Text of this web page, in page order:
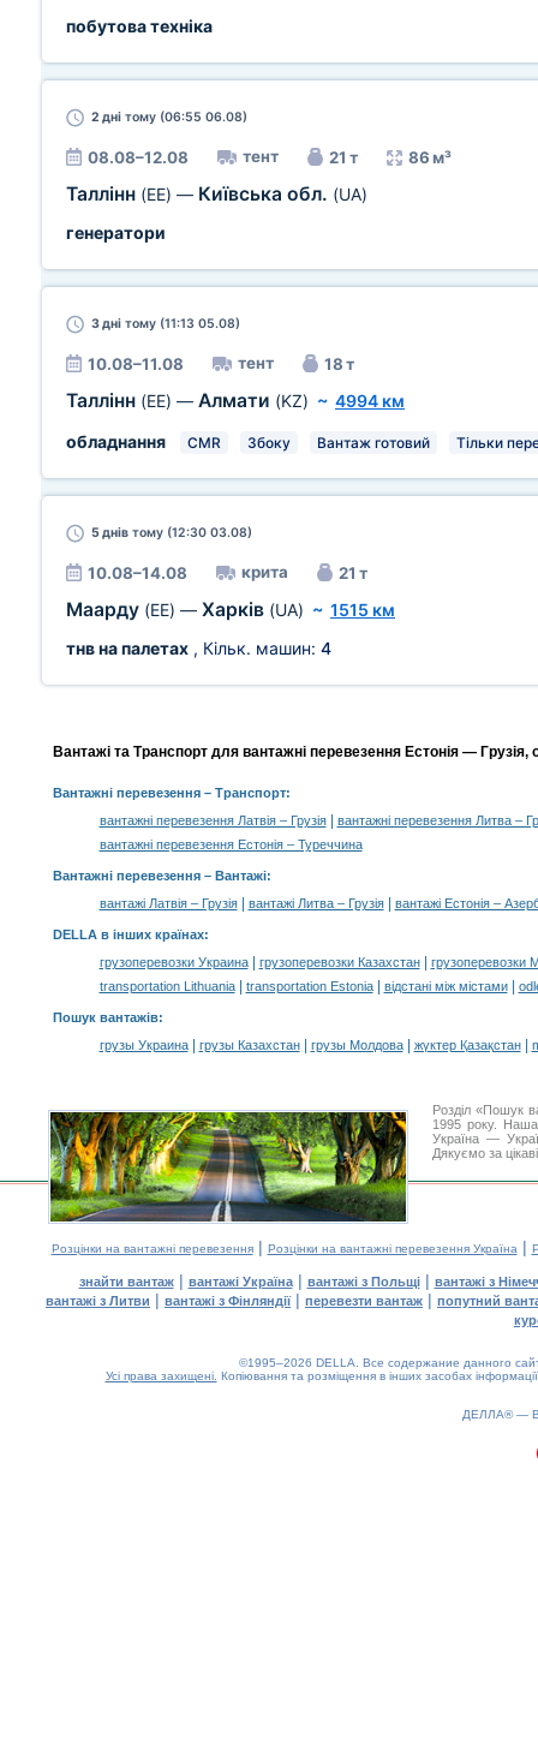
побутова техніка
2 дні тому (06:55 06.08)
08.08–12.08 тент 21 т 86 м³
Таллінн (EE) — Київська обл. (UA)
генератори
3 дні тому (11:13 05.08)
10.08–11.08 тент 18 т
Таллінн (EE) — Алмати (KZ) ~ 4994 км
обладнання
CMR Збоку Вантаж готовий Тільки
5 днів тому (12:30 03.08)
10.08–14.08 крита 21 т
Маарду (EE) — Харків (UA) ~ 1515 км
тнв на палетах , Кільк. машин: 4
Вантажі та Транспорт для вантажні перевезення Естонія — Грузія,
Вантажні перевезення– Транспорт:
вантажні перевезення Латвія – Грузія|
вантажні перевезення Литва –
вантажні перевезення Естонія – Туреччина
Вантажні перевезення – Вантажі:
вантажі Латвія – Грузія| вантажі Литва – Грузія| вантажі Естонія –
DELLA в інших країнах:
грузоперевозки Украина| грузоперевозки Казахстан|
грузоперевозки
transportation Lithuania| transportation Estonia| відстані між містами|
Пошук вантажів:
грузы Украина| грузы Казахстан| грузы Молдова| жүктер Қазақстан|
Розділ «Пошук
1995 року. Наша
Україна —
Дякуємо за
Розцінки на вантажні перевезення| Розцінки на вантажні перевезення Україна |
знайти вантаж| вантажі Україна| вантажі з Польщі| вантажі з
вантажі з Литви | вантажі з Фінляндії| перевезти вантаж | попутний
©1995–2026 DELLA. Все содержание данного
Усі права захищені. Копіювання та розміщення в інших засобах
ДЕЛЛА® —